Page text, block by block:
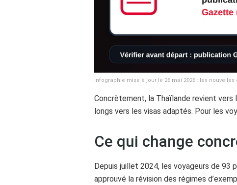
Infographie mise à jour le 26 mai 2026 : les
Concrètement, la Thaïlande revient vers
longs vers les visas adaptés. Pour les
Ce qui change
Depuis juillet 2024, les voyageurs de 93
approuvé la révision des régimes